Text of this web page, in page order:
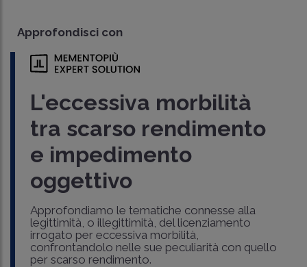
Approfondisci con
L'eccessiva morbilità
tra scarso rendimento
e impedimento
oggettivo
Approfondiamo le tematiche connesse alla
legittimità, o illegittimità, del licenziamento
irrogato per eccessiva morbilità,
confrontandolo nelle sue peculiarità con quello
per scarso rendimento.